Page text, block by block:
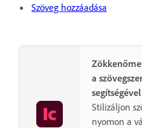
Szöveg hozzáadása
a
segítségével
Stilizáljon
nyomon a